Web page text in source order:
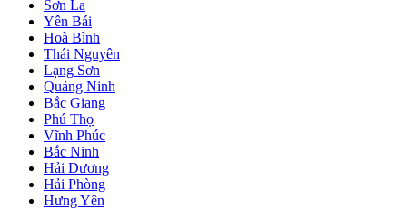
Sơn La
Yên Bái
Hoà Bình
Thái Nguyên
Lạng Sơn
Quảng Ninh
Bắc Giang
Phú Thọ
Vĩnh Phúc
Bắc Ninh
Hải Dương
Hải Phòng
Hưng Yên